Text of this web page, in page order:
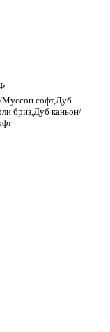
Муссон софт,Дуб
бриз,Дуб каньон/